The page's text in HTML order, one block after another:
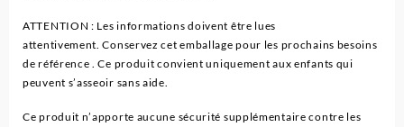
ATTENTION : Les informations doivent être lues
attentivement. Conservez cet emballage pour les prochains besoins
de référence . Ce produit convient uniquement aux enfants qui
peuvent s’asseoir sans aide.
Ce produit n’apporte aucune sécurité supplémentaire contre les